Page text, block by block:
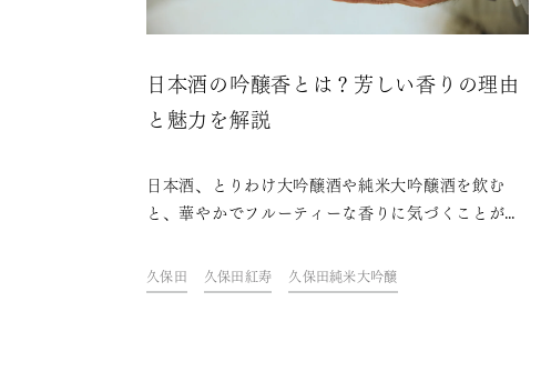
日本酒の吟醸香とは？芳しい香りの理由
と魅力を解説
日本酒、とりわけ大吟醸酒や純米大吟醸酒を飲む
と、華やかでフルーティーな香りに気づくことがあ
呼ばれていますが、米を原料とする日本酒なのにど
うしてフルーツのような香りがするのか、疑問に思
久保田 久保田紅寿 久保田純米大吟醸